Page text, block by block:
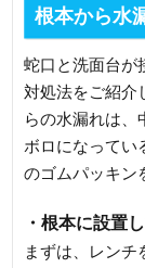
根本から水
蛇口と洗面台が
対処法をご紹介
らの水漏れは、
ボロになってい
のゴムパッキン
・根本に設置
まずは、レン